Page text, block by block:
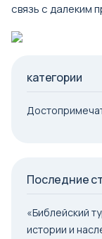
связь с далеким
категории
Последние
«Библейский
истории и